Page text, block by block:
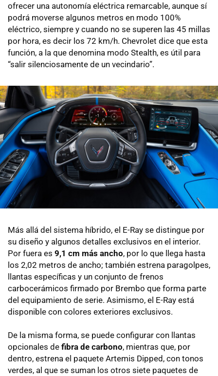
ofrecer una autonomía eléctrica remarcable, aunque sí
podrá moverse algunos metros en modo 100%
eléctrico, siempre y cuando no se superen las 45 millas
por hora, es decir los 72 km/h. Chevrolet dice que esta
función, a la que denomina modo Stealth, es útil para
“salir silenciosamente de un vecindario”.
Más allá del sistema híbrido, el E-Ray se distingue por
su diseño y algunos detalles exclusivos en el interior.
Por fuera es 9,1 cm más ancho, por lo que llega hasta
los 2,02 metros de ancho; también estrena paragolpes,
llantas específicas y un conjunto de frenos
carbocerámicos firmado por Brembo que forma parte
del equipamiento de serie. Asimismo, el E-Ray está
disponible con colores exteriores exclusivos.
De la misma forma, se puede configurar con llantas
opcionales de fibra de carbono, mientras que, por
dentro, estrena el paquete Artemis Dipped, con tonos
verdes, al que se suman los otros siete paquetes de